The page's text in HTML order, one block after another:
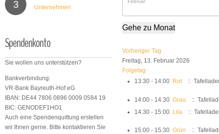
3
Unternehmen
Spendenkonto
Sie wollen uns unterstützen?
Bankverbindung:
VR-Bank Bayreuth-Hof eG
IBAN: DE44 7806 0896 0009 0584 19
BIC: GENODEF1HO1
Auch eine Spendenquittung erstellen
wir Ihnen gerne. Bitte kontaktieren Sie
Gehe zu Monat
Vorheriger Tag
Freitag, 13. Februar 2026
Folgetag
13:30 - 14:00 Rot ::
14:00 - 14:30 Grau
::
14:30 - 15:00 Lila ::
15:00 - 15:30 Grün
::